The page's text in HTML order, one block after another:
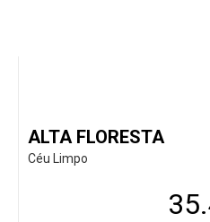
ALTA FLORESTA
Céu Limpo